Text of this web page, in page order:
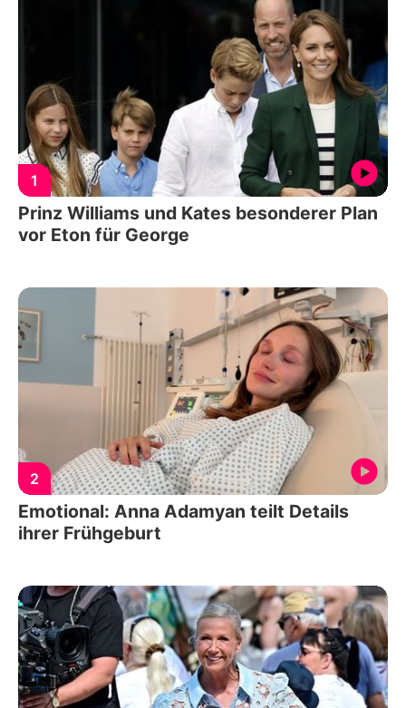
1
Prinz Williams und Kates besonderer Plan
vor Eton für George
2
Emotional: Anna Adamyan teilt Details
ihrer Frühgeburt